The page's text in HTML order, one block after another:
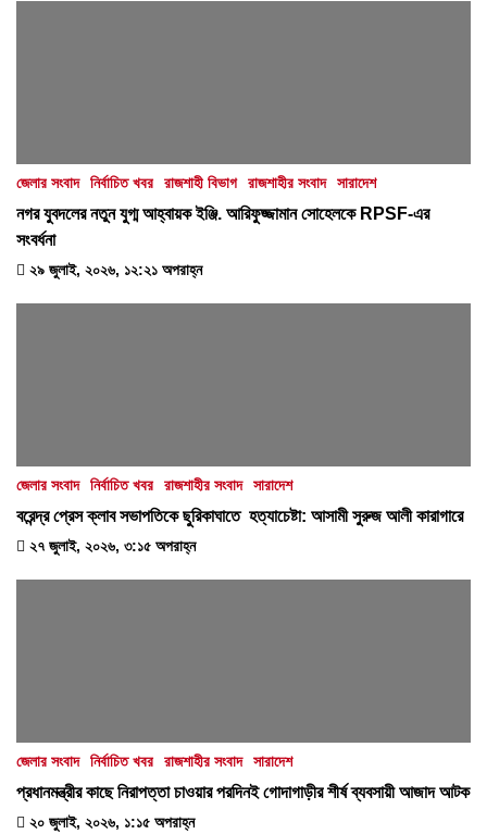
জেলার সংবাদ নির্বাচিত খবর রাজশাহী বিভাগ রাজশাহীর সংবাদ সারাদেশ
নগর যুবদলের নতুন যুগ্ম আহ্বায়ক ইঞ্জি. আরিফুজ্জামান সোহেলকে RPSF-এর
সংবর্ধনা
২৯ জুলাই, ২০২৬, ১২:২১ অপরাহ্ন
জেলার সংবাদ নির্বাচিত খবর রাজশাহীর সংবাদ সারাদেশ
বরেন্দ্র প্রেস ক্লাব সভাপতিকে ছুরিকাঘাতে হত্যাচেষ্টা: আসামী সুরুজ আলী কারাগারে
২৭ জুলাই, ২০২৬, ৩:১৫ অপরাহ্ন
জেলার সংবাদ নির্বাচিত খবর রাজশাহীর সংবাদ সারাদেশ
প্রধানমন্ত্রীর কাছে নিরাপত্তা চাওয়ার পরদিনই গোদাগাড়ীর শীর্ষ ব্যবসায়ী আজাদ আটক
২০ জুলাই, ২০২৬, ১:১৫ অপরাহ্ন